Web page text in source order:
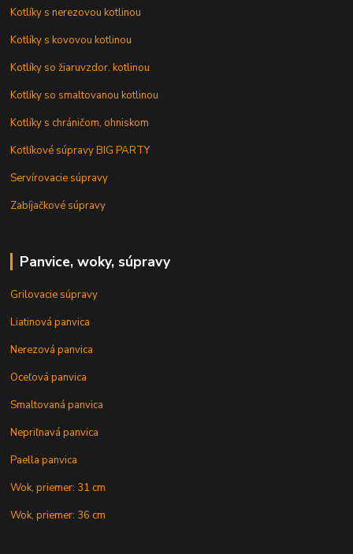
Kotlíky s nerezovou kotlinou
Kotlíky s kovovou kotlinou
Kotlíky so žiaruvzdor. kotlinou
Kotlíky so smaltovanou kotlinou
Kotlíky s chráničom, ohniskom
Kotlíkové súpravy BIG PARTY
Servírovacie súpravy
Zabíjačkové súpravy
Panvice, woky, súpravy
Grilovacie súpravy
Liatinová panvica
Nerezová panvica
Oceľová panvica
Smaltovaná panvica
Nepriľnavá panvica
Paella panvica
Wok, priemer: 31 cm
Wok, priemer: 36 cm